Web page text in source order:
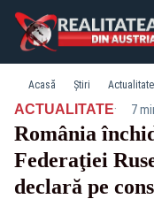
Acasă Știri Actualitate
ACTUALITATE· 7
România
Federaţiei
declară pe